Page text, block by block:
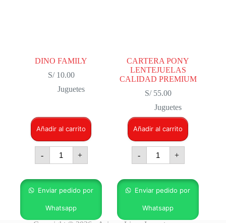
DINO FAMILY
S/10.00
Juguetes
Añadir al carrito
-
DINO
FAMILY
cantidad
+
Enviar pedido por
Whatsapp
CARTERA PONY
LENTEJUELAS
CALIDAD PREMIUM
S/55.00
Juguetes
Añadir al carrito
-
CARTERA
PONY
LENTEJUELAS
PREMIUM
cantidad
+
Enviar pedido por
Whatsapp